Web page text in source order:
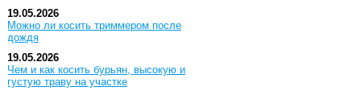
19.05.2026
Можно ли косить триммером после
дождя
19.05.2026
Чем и как косить бурьян, высокую и
густую траву на участке